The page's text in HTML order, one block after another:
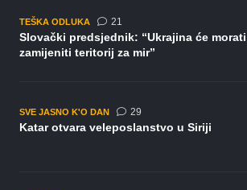
TEŠKA ODLUKA 21
Slovački predsjednik: “Ukrajina će morati
zamijeniti teritorij za mir”
SVE JASNO K'O DAN 29komentara
Katar otvara veleposlanstvo u Siriji